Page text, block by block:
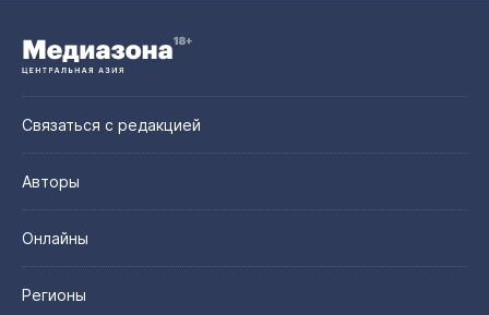
Связаться с редакцией
Авторы
Онлайны
Регионы